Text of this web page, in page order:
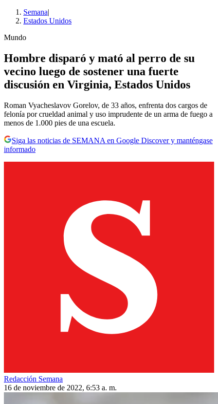
Semana|
Estados Unidos
Mundo
Hombre disparó y mató al perro de su
vecino luego de sostener una fuerte
discusión en Virginia, Estados Unidos
Roman Vyacheslavov Gorelov, de 33 años, enfrenta dos cargos de
felonía por crueldad animal y uso imprudente de un arma de fuego a
menos de 1.000 pies de una escuela.
Siga las noticias de SEMANA en Google Discover y manténgase
informado
Redacción Semana
16 de noviembre de 2022, 6:53 a. m.